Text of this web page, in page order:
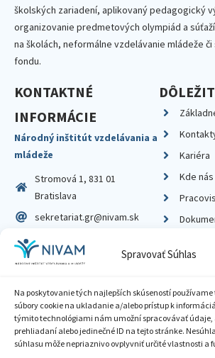
Spravovať Súhlas
Na poskytovanie tých najlepších skúseností používame
súbory cookie na ukladanie a/alebo prístup k
týmito technológiami nám umožní spracovávať údaje,
prehliadaní alebo jedinečné ID na tejto stránke.
súhlasu môže nepriaznivo ovplyvniť určité vlastnosti a
školských zariadení, aplikovaný pedagogický
organizovanie predmetových olympiád a
na školách, neformálne vzdelávanie mládeže či
fondu.
KONTAKTNÉ
INFORMÁCIE
Národný inštitút vzdelávania a
mládeže
Stromová 1, 831 01
Bratislava
sekretariat.gr@nivam.sk
IČO: 00164348
DIČ: 2020798714
Kariéra
Kde
Zásady ochrany súkromia